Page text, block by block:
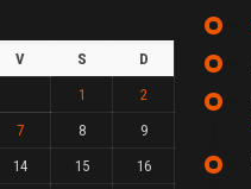
V S
D
1
2
7 8
9
14 15 16